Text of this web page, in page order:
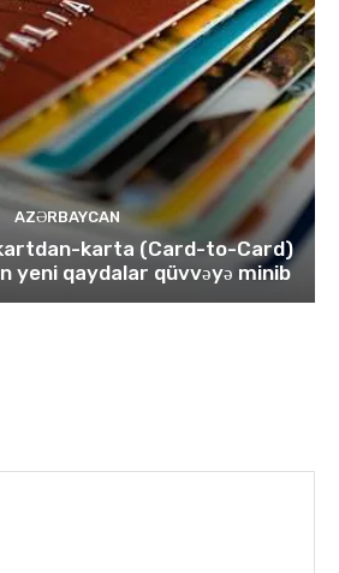
AZƏRBAYCAN
karta (Card-to-Card)
yeni qaydalar qüvvəyə minib